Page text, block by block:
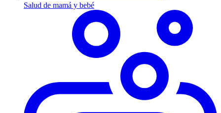
Salud de mamá y bebé